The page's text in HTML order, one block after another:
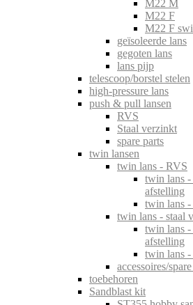
M22 M
M22 F
M22 F
geïsoleerde lans
gegoten lans
lans pijp
telescoop/borstel stelen
high-pressure lans
push & pull lansen
RVS
Staal verzinkt
spare parts
twin lansen
twin lans - RVS
twin lans -
afstelling
twin lans
twin lans - staal
twin lans -
afstelling
twin lans
accessoires/
toebehoren
Sandblast kit